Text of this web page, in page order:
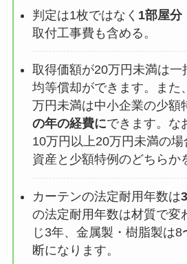
判定は1枚ではなく 1部屋分
取付工事費も含める。
取得価額が20万円未満は一
均等償却ができます。また
万円未満は中小企業の少額
の年の経費にできます。な
10万円以上20万円未満の
資産と少額特例のどちらか
カーテンの法定耐用年数は
の法定耐用年数は材質で変
じ3年、金属製・樹脂製は8
断になります。